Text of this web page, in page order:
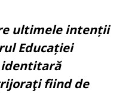
intenții
Educației
fiind de